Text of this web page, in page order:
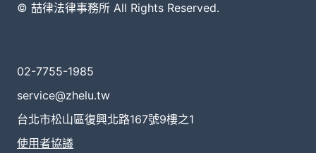
© 喆律法律事務所 All Rights Reserved.
02-7755-1985
service@zhelu.tw
台北市松山區復興北路167號9樓之1
使用者協議